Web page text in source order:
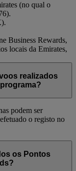
(no qual o
Business Rewards,
locais da Emirates,
realizados
podem ser
o registo no
os Pontos